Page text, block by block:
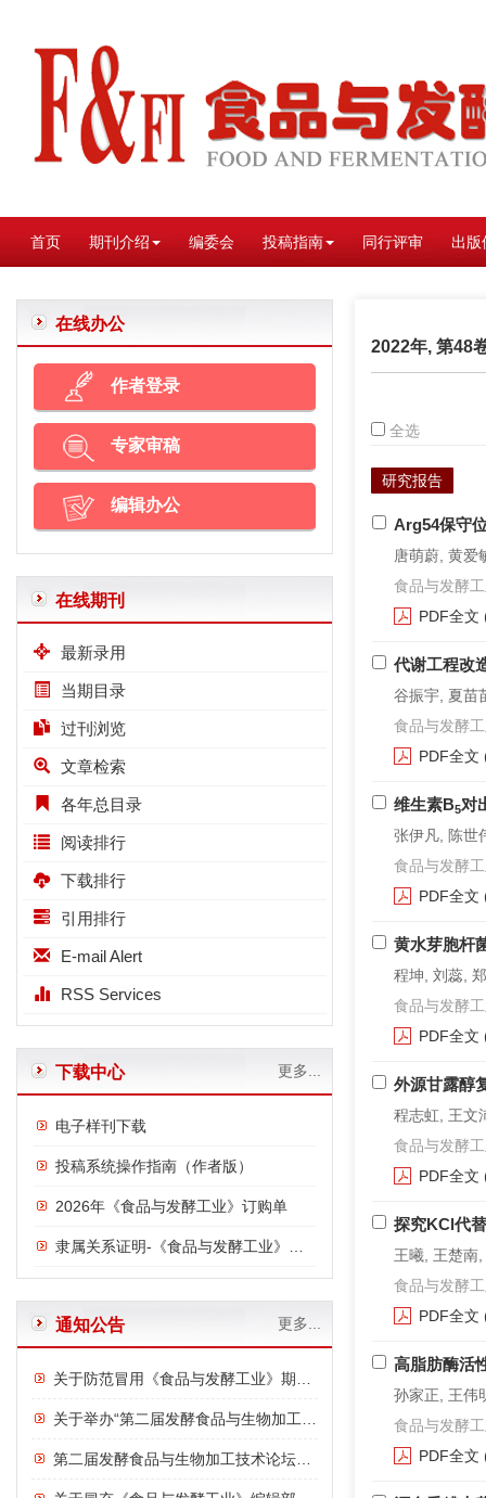
首页 期刊介绍 编委会 投稿指南 同行评审 出版
2022年, 第48
全选
研究报告
Arg54保守
唐萌蔚, 黄爱
食品与发酵
PDF全文
代谢工程改
谷振宇, 夏苗
食品与发酵
PDF全文
维生素B5对
张伊凡, 陈世
食品与发酵
PDF全文
黄水芽胞杆
程坤, 刘蕊,
食品与发酵
PDF全文
外源甘露醇
程志虹, 王文
食品与发酵
PDF全文
探究KCl代
王曦, 王楚南
食品与发酵
PDF全文
高脂肪酶活
孙家正, 王伟
食品与发酵
PDF全文
在线办公
作者登录
专家审稿
编辑办公
在线期刊
最新录用
当期目录
过刊浏览
文章检索
各年总目录
阅读排行
下载排行
引用排行
E-mail Alert
RSS Services
下载中心 更多...
电子样刊下载
投稿系统操作指南（作者版）
2026年《食品与发酵工业》订购单
通知公告 更多...